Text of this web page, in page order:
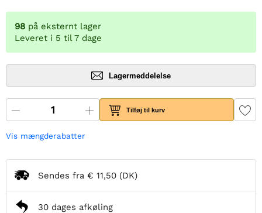
98 på eksternt lager
Leveret i 5 til 7 dage
Lagermeddelelse
Tilføj til kurv
Vis mængderabatter
Sendes fra € 11,50 (DK)
30 dages afkøling